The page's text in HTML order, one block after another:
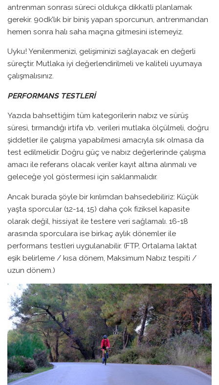
antrenman sonrası süreci oldukça dikkatli planlamak
gerekir. 90dk’lık bir biniş yapan sporcunun, antrenmandan
hemen sonra halı saha maçına gitmesini istemeyiz.
Uyku! Yenilenmenizi, gelişiminizi sağlayacak en değerli
süreçtir. Mutlaka iyi değerlendirilmeli ve kaliteli uyumaya
çalışmalısınız.
PERFORMANS TESTLERİ
Yazıda bahsettiğim tüm kategorilerin nabız ve sürüş
süresi, tırmandığı irtifa vb. verileri mutlaka ölçülmeli, doğru
şiddetler ile çalışma yapabilmesi amacıyla sık olmasa da
test edilmelidir. Doğru güç ve nabız değerlerinde çalışma
amacı ile referans olacak veriler kayıt altına alınmalı ve
geleceğe yol göstermesi için saklanmalıdır.
Ancak burada şöyle bir kırılımdan bahsedebiliriz: Küçük
yaşta sporcular (12-14, 15) daha çok fiziksel kapasite
olarak değil, hissiyat ile testere veri sağlamalı. 16-18
arasında sporculara ise birkaç aylık dönemler ile
performans testleri uygulanabilir. (FTP, Ortalama laktat
eşik belirleme / kısa dönem, Maksimum Nabız tespiti /
uzun dönem.)